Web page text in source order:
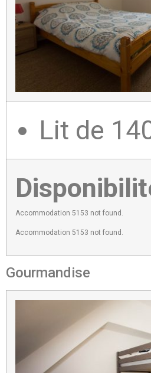
Lit de
Accommodation 5153 not found.
Accommodation 5153 not found.
Gourmandise